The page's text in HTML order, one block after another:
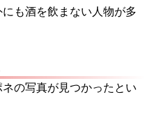
も酒を飲まない人物が多
の写真が見つかったとい